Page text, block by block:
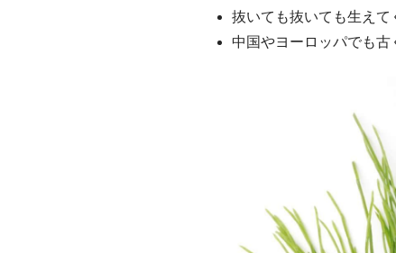
抜いても抜いても生えて
中国やヨーロッパでも古